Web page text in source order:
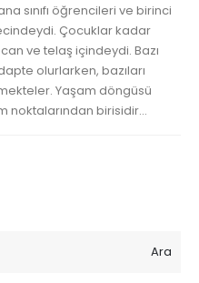
sınıfı öğrencileri ve birinci
Çocuklar kadar
ve telaş içindeydi. Bazı
olurlarken, bazıları
Yaşam döngüsü
noktalarından birisidir...
Ara